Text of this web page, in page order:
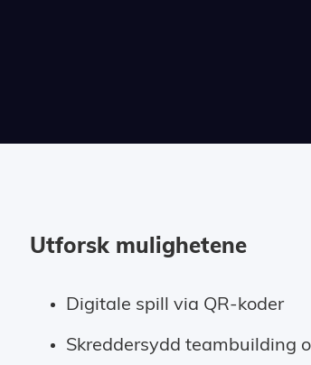
Utforsk mulighetene
Digitale spill via QR-koder
Skreddersydd teambuilding